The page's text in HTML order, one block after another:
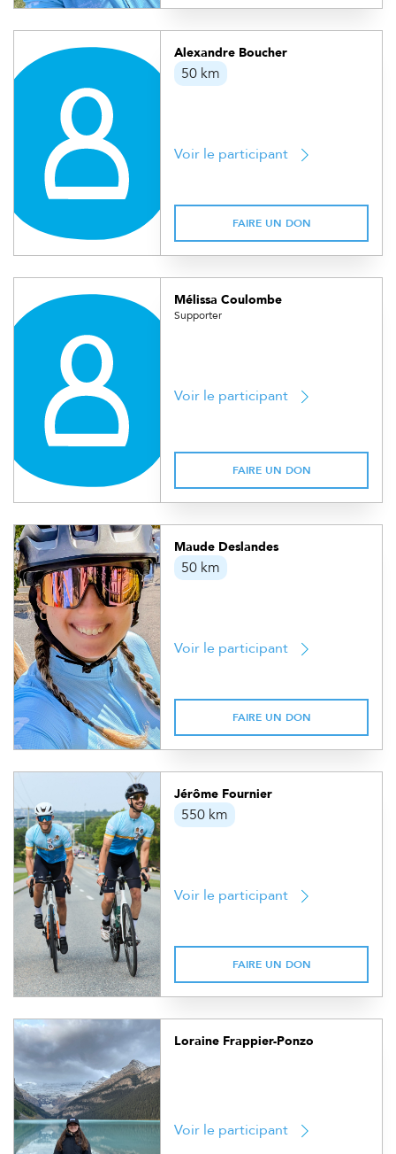
Alexandre Boucher
50 km
Voir le participant
FAIRE UN DON
Mélissa Coulombe
Supporter
Voir le participant
FAIRE UN DON
Maude Deslandes
50 km
Voir le participant
FAIRE UN DON
Jérôme Fournier
550 km
Voir le participant
FAIRE UN DON
Loraine Frappier-Ponzo
Voir le participant